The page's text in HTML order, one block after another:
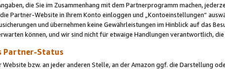
die Sie im Zusammenhang mit dem Partnerprogramm machen,
Partner-Website in Ihrem Konto einloggen und „Kontoeinstellungen“
und übernehmen keine Gewährleistungen im Hinblick auf das
können, und wir sind nicht für etwaige Handlungen verantwortlich,
Partner-Status
Website bzw. an jeder anderen Stelle, an der Amazon ggf. die Darstellung